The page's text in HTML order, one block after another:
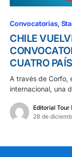
Convocatorias
CHILE
CUATRO
A través de Corfo,
internacional, una
Editorial Tour
28 de